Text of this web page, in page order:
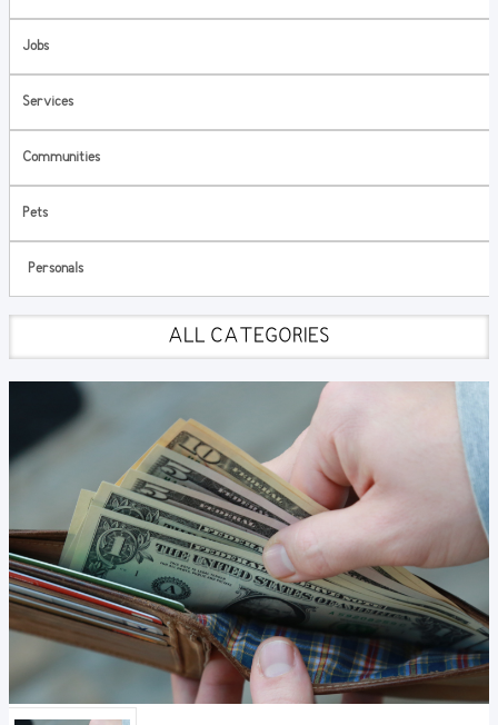
Jobs
Services
Communities
Pets
Personals
ALL CATEGORIES